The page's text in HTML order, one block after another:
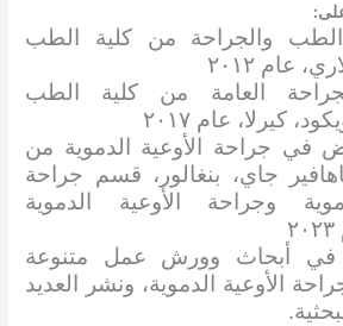
والجراحة من كلية الطب
عام ٢٠١٢
العامة من كلية الطب
كيرلا، عام ٢٠١٧
في جراحة الأوعية الدموية من
جاي، بنغالور، قسم جراحة
وجراحة الأوعية الدموية
في أبحاث وورش عمل متنوعة
الأوعية الدموية، ونشر العديد